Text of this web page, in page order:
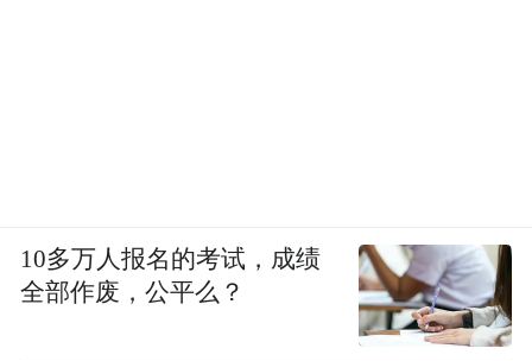
10多万人报名的考试，成绩
全部作废，公平么？